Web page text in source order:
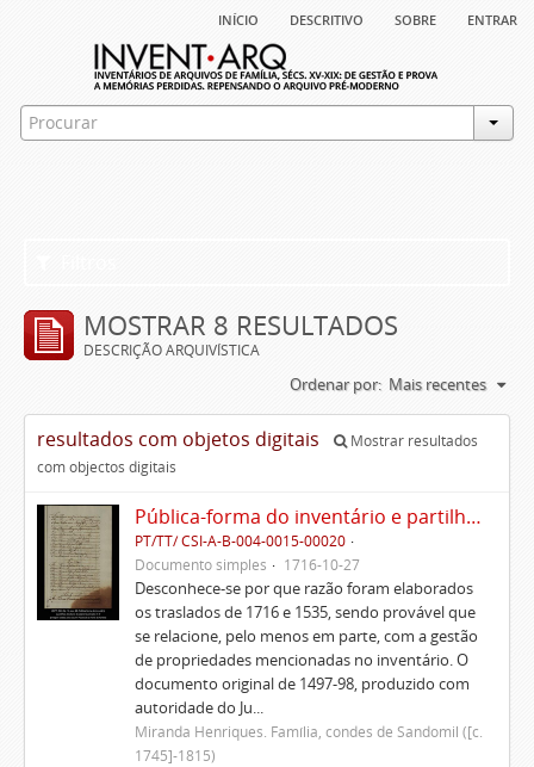
início descritivo sobre entrar
MOSTRAR 8 RESULTADOS
DESCRIÇÃO ARQUIVÍSTICA
Ordenar por: Mais recentes
resultados com objetos digitais
Mostrar resultados
com objectos digitais
Pública-forma do inventário e partilhas dos bens de Vasco Queimado
PT/TT/ CSI-A-B-004-0015-00020
Documento simples
1716-10-27
Desconhece-se por que razão foram elaborados
os traslados de 1716 e 1535, sendo provável que
se relacione, pelo menos em parte, com a gestão
de propriedades mencionadas no inventário. O
documento original de 1497-98, produzido com
autoridade do Ju...
Miranda Henriques. Família, condes de Sandomil ([c.
1745]-1815)